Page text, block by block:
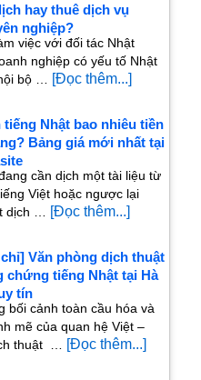
hay thuê dịch vụ
nghiệp?
việc với đối tác Nhật
nghiệp có yếu tố Nhật
bộ …
[Đọc thêm...]
tiếng Nhật bao nhiêu tiền
Bảng giá mới nhất tại
cần dịch một tài liệu từ
Việt hoặc ngược lại
dịch …
[Đọc thêm...]
Văn phòng dịch thuật
chứng tiếng Nhật tại Hà
tín
bối cảnh toàn cầu hóa và
mẽ của quan hệ Việt –
thuật …
[Đọc thêm...]